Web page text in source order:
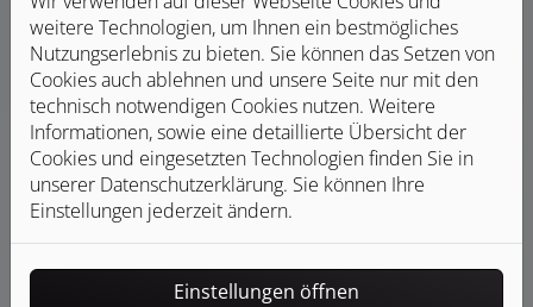
Anerkannter Fachbetrieb
Moderne Technik und Ausstattung
weitere Technologien, um Ihnen ein bestmögliches
Nutzungserlebnis zu bieten. Sie können das Setzen von
Cookies auch ablehnen und unsere Seite nur mit den
technisch notwendigen Cookies nutzen. Weitere
Informationen, sowie eine detaillierte Übersicht der
Cookies und eingesetzten Technologien finden Sie in
unserer Datenschutzerklärung. Sie können Ihre
Einstellungen jederzeit ändern.
Einstellungen öffnen